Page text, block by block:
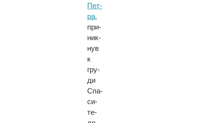
Пет­
ра,
при­
ник­
нув
к
гру­
ди
Спа­
си­
те­